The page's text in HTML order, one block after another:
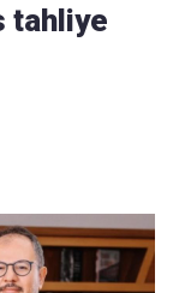
tahliye